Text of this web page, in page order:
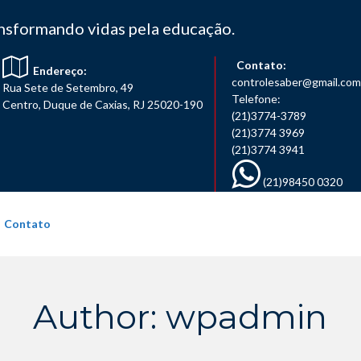
vidas pela educação.
Endereço:
Rua Sete de Setembro, 49
Centro, Duque de Caxias, RJ 25020-190
Contato:
controlesaber@gmail.com
Telefone:
(21)3774-3789
(21)3774 3969
(21)3774 3941
(21)98450 0320
Contato
Author: wpadmin